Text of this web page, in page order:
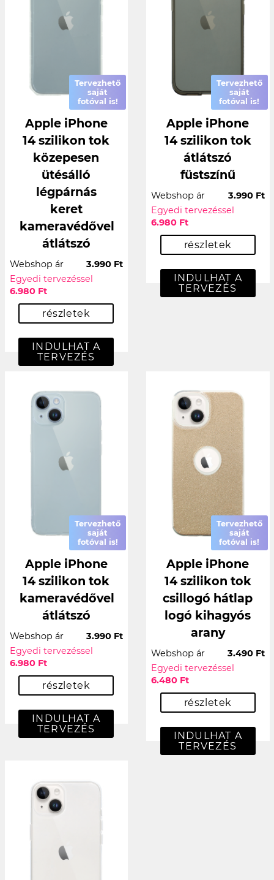
Tervezhető
saját
fotóval is!
Apple iPhone
14 szilikon tok
közepesen
ütésálló
légpárnás
keret
kameravédővel
átlátszó
Webshop ár
3.990 Ft
Egyedi tervezéssel
6.980 Ft
részletek
INDULHAT A
TERVEZÉS
Tervezhető
saját
fotóval is!
Apple iPhone
14 szilikon tok
átlátszó
füstszínű
Webshop ár
3.990 Ft
Egyedi tervezéssel
6.980 Ft
részletek
INDULHAT A
TERVEZÉS
Tervezhető
saját
fotóval is!
Apple iPhone
14 szilikon tok
kameravédővel
átlátszó
Webshop ár
3.990 Ft
Egyedi tervezéssel
6.980 Ft
részletek
INDULHAT A
TERVEZÉS
Tervezhető
saját
fotóval is!
Apple iPhone
14 szilikon tok
csillogó hátlap
logó kihagyós
arany
Webshop ár
3.490 Ft
Egyedi tervezéssel
6.480 Ft
részletek
INDULHAT A
TERVEZÉS